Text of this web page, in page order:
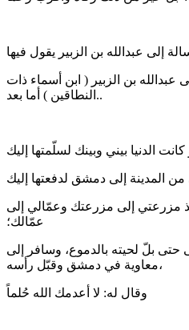
بن الزبير ( ابن أسماء ذات
النطاقين ) أما بعد..
كانت الدنيا بيني وبينك لسلّمتها إليك
مزرعتي إلى مزرعتك وعمّالي إلى
عمّالك؛
حتى بلّ لحيته بالدموع، وسافر إلى
معاوية في دمشق وقبّل رأسه،
وقال له: لا أعدمك الله حُلماً